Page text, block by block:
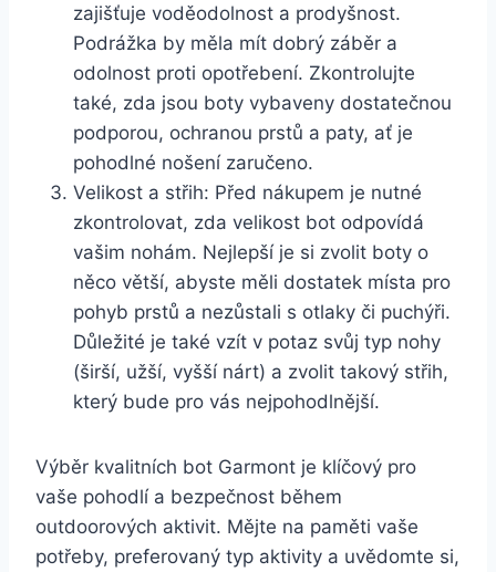
zajišťuje voděodolnost a⁢ prodyšnost.
Podrážka‍ by měla mít dobrý záběr ⁣a
odolnost proti opotřebení.‌ Zkontrolujte
také, zda jsou boty vybaveny dostatečnou
podporou, ochranou prstů a paty, ať​ je
pohodlné‌ nošení zaručeno.
Velikost a střih: Před nákupem je nutné
zkontrolovat, zda velikost bot odpovídá
⁤vašim nohám. Nejlepší je⁣ si zvolit boty o
něco‌ větší,⁤ abyste měli‍ dostatek místa pro
pohyb prstů a nezůstali s otlaky či puchýři.
Důležité⁢ je také vzít v ⁣potaz svůj typ‍ nohy
(širší, užší, vyšší nárt) a zvolit takový​ střih,
který bude pro vás‌ nejpohodlnější.
Výběr kvalitních bot Garmont je klíčový pro⁤
vaše pohodlí a bezpečnost během
outdoorových aktivit. Mějte na paměti vaše
potřeby, ⁤preferovaný ‍typ aktivity a uvědomte​ si,